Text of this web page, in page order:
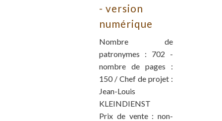
- version
numérique
Nombre de
patronymes : 702 -
nombre de pages :
150 / Chef de projet :
Jean-Louis
KLEINDIENST
Prix de vente : non-